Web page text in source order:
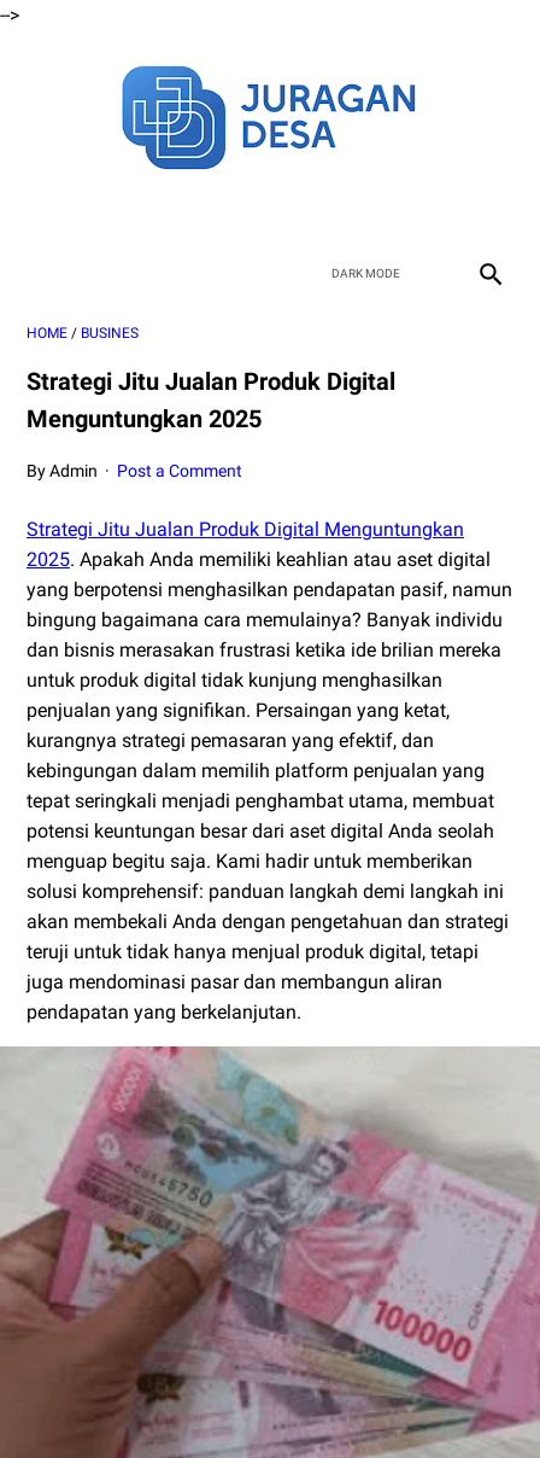
-->
HOME / BUSINES
Strategi Jitu Jualan Produk Digital
Menguntungkan 2025
By Admin Post a Comment
Strategi Jitu Jualan Produk Digital Menguntungkan
2025. Apakah Anda memiliki keahlian atau aset digital
yang berpotensi menghasilkan pendapatan pasif, namun
bingung bagaimana cara memulainya? Banyak individu
dan bisnis merasakan frustrasi ketika ide brilian mereka
untuk produk digital tidak kunjung menghasilkan
penjualan yang signifikan. Persaingan yang ketat,
kurangnya strategi pemasaran yang efektif, dan
kebingungan dalam memilih platform penjualan yang
tepat seringkali menjadi penghambat utama, membuat
potensi keuntungan besar dari aset digital Anda seolah
menguap begitu saja. Kami hadir untuk memberikan
solusi komprehensif: panduan langkah demi langkah ini
akan membekali Anda dengan pengetahuan dan strategi
teruji untuk tidak hanya menjual produk digital, tetapi
juga mendominasi pasar dan membangun aliran
pendapatan yang berkelanjutan.